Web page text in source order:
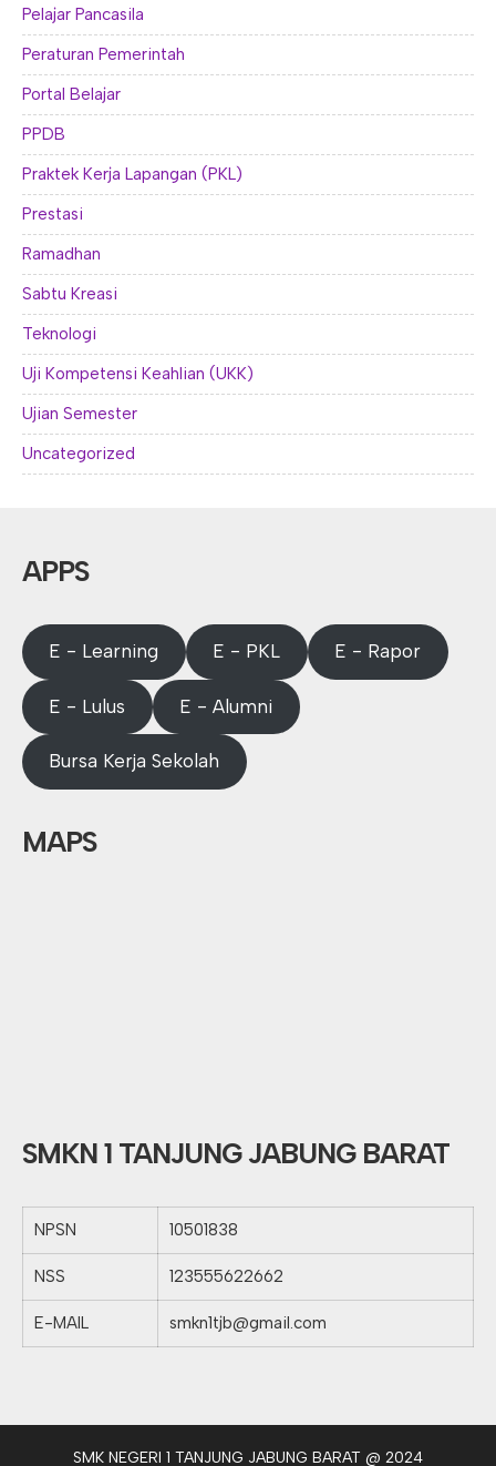
Pelajar Pancasila
Peraturan Pemerintah
Portal Belajar
PPDB
Praktek Kerja Lapangan (PKL)
Prestasi
Ramadhan
Sabtu Kreasi
Teknologi
Uji Kompetensi Keahlian (UKK)
Ujian Semester
Uncategorized
APPS
E - Learning E - PKL E - Rapor
E - Lulus E - Alumni
Bursa Kerja Sekolah
MAPS
SMKN 1 TANJUNG JABUNG BARAT
NPSN 10501838
NSS 123555622662
E-MAIL smkn1tjb@gmail.com
SMK NEGERI 1 TANJUNG JABUNG BARAT @ 2024